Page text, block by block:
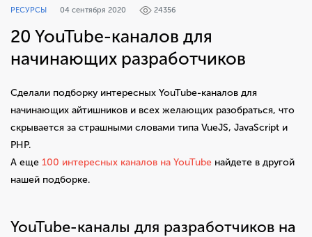
РЕСУРСЫ 04 сентября 2020 24356
20 YouTube-каналов для
начинающих разработчиков
Сделали подборку интересных YouTube-каналов для
начинающих айтишников и всех желающих разобраться, что
скрывается за страшными словами типа VueJS, JavaScript и
PHP.
А еще 100 интересных каналов на YouTube найдете в другой
нашей подборке.
YouTube-каналы для разработчиков на